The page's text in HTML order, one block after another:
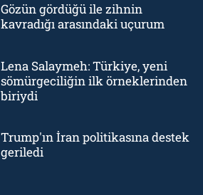
Gözün gördüğü ile zihnin
kavradığı arasındaki uçurum
Lena Salaymeh: Türkiye, yeni
sömürgeciliğin ilk örneklerinden
biriydi
Trump'ın İran politikasına destek
geriledi